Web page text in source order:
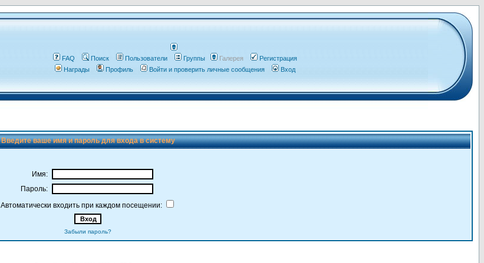
FAQ Поиск Пользователи Группы Галерея
Регистрация
Награды
Профиль Войти и проверить личные сообщения Вход
Введите ваше имя и пароль для входа в систему
Имя:
Пароль:
Автоматически входить при каждом посещении:
Забыли пароль?